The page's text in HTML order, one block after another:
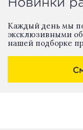
Каждый день мы
эксклюзивными
нашей подборке